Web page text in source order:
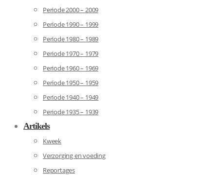
Periode 2000 – 2009
Periode 1990 – 1999
Periode 1980 – 1989
Periode 1970 – 1979
Periode 1960 – 1969
Periode 1950 – 1959
Periode 1940 – 1949
Periode 1935 – 1939
Artikels
Kweek
Verzorging en voeding
Reportages